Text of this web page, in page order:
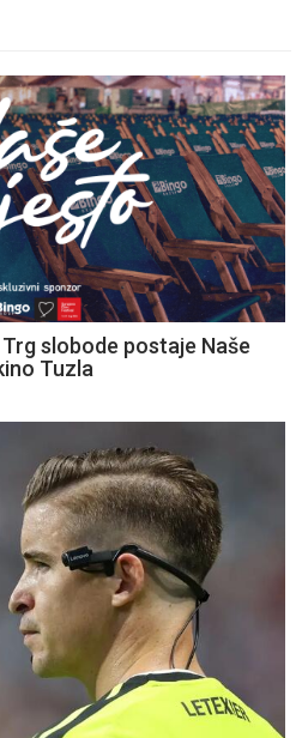
slobode postaje Naše
Tuzla